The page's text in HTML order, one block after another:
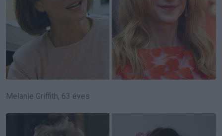
Melanie Griffith, 63 éves